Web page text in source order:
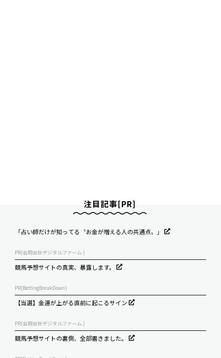
注目記事[PR]
「占い師だけが知ってる〝お金が増える人の共通点〟」
PR(合同会社デジタルファーム )
競馬予想サイトの真実、暴露します。
PR(BettingBreakDown)
【当選】金運が上がる直前に起こるサイン
PR(合同会社デジタルファーム )
競馬予想サイトの裏側、全部書きました。